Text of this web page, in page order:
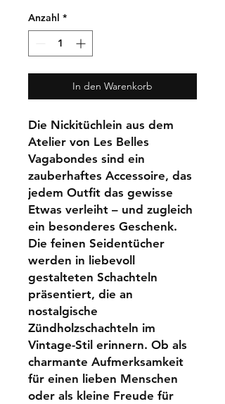
Anzahl *
In den Warenkorb
Die Nickitüchlein aus dem
Atelier von Les Belles
Vagabondes sind ein
zauberhaftes Accessoire, das
jedem Outfit das gewisse
Etwas verleiht – und zugleich
ein besonderes Geschenk.
Die feinen Seidentücher
werden in liebevoll
gestalteten Schachteln
präsentiert, die an
nostalgische
Zündholzschachteln im
Vintage-Stil erinnern. Ob als
charmante Aufmerksamkeit
für einen lieben Menschen
oder als kleine Freude für